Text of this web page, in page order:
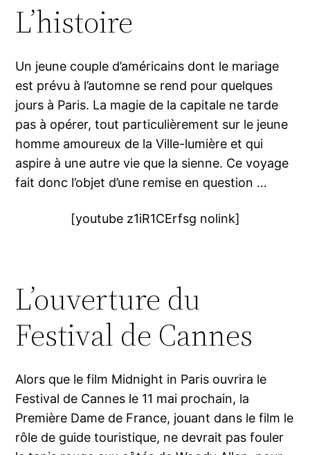
L’histoire
Un jeune couple d’américains dont le mariage
est prévu à l’automne se rend pour quelques
jours à Paris. La magie de la capitale ne tarde
pas à opérer, tout particulièrement sur le jeune
homme amoureux de la Ville-lumière et qui
aspire à une autre vie que la sienne. Ce voyage
fait donc l’objet d’une remise en question …
[youtube z1iR1CErfsg nolink]
L’ouverture du
Festival de Cannes
Alors que le film Midnight in Paris ouvrira le
Festival de Cannes le 11 mai prochain, la
Première Dame de France, jouant dans le film le
rôle de guide touristique, ne devrait pas fouler